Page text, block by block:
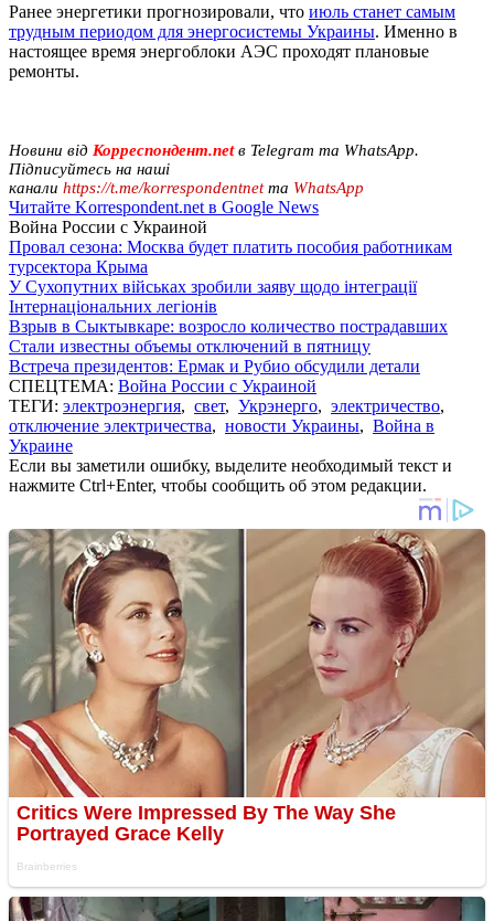
Ранее энергетики прогнозировали, что июль станет самым
трудным периодом для энергосистемы Украины. Именно в
настоящее время энергоблоки АЭС проходят плановые
ремонты.
Новини від Корреспондент.netв Telegram та WhatsApp.
Підписуйтесь на наші
канали https://t.me/korrespondentnetта WhatsApp
Читайте Korrespondent.net в Google News
Война России с Украиной
Провал сезона: Москва будет платить пособия работникам
турсектора Крыма
У Сухопутних військах зробили заяву щодо інтеграції
Інтернаціональних легіонів
Взрыв в Сыктывкаре: возросло количество пострадавших
Стали известны объемы отключений в пятницу
Встреча президентов: Ермак и Рубио обсудили детали
СПЕЦТЕМА: Война России с Украиной
ТЕГИ: электроэнергия, свет, Укрэнерго, электричество,
отключение электричества, новости Украины, Война в
Украине
Если вы заметили ошибку, выделите необходимый текст и
нажмите Ctrl+Enter, чтобы сообщить об этом редакции.